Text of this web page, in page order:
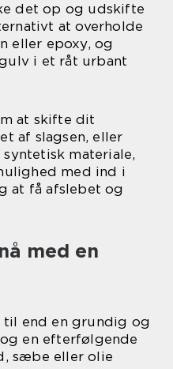
det op og udskifte
at overholde
eller epoxy, og
i et råt urbant
at skifte dit
af slagsen, eller
materiale,
med ind i
at få afslebet og
med en
til end en grundig og
en efterfølgende
sæbe eller olie